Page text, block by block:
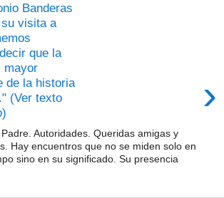
Banderas
visita a
que la
mayor
de la historia
(Ver texto
›
Autoridades. Queridas amigas y
Hay encuentros que no se miden solo en
sino en su significado. Su presencia